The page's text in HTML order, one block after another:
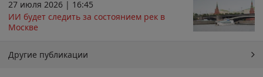
27 июля 2026 | 16:45
ИИ будет следить за состоянием рек в
Москве
Другие публикации